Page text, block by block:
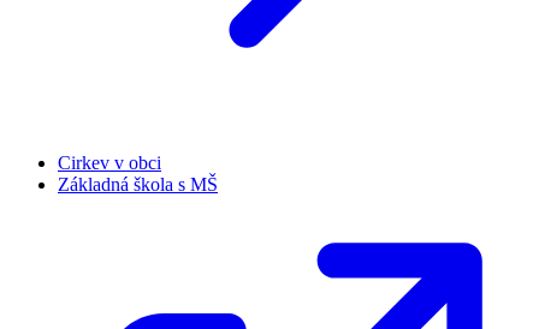
Cirkev v obci
Základná škola s MŠ